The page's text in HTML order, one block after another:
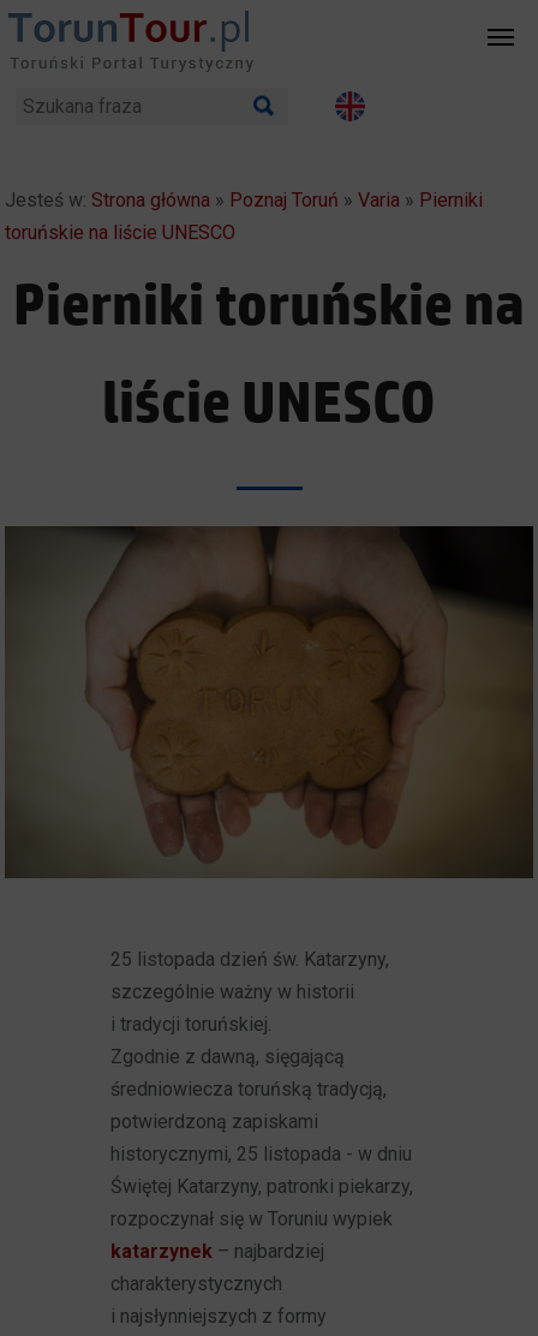
Jesteś w: Strona główna » Poznaj Toruń »Varia » Pierniki
toruńskie na liście UNESCO
Pierniki toruńskie na
liście UNESCO
25 listopada dzień św. Katarzyny,
szczególnie ważny w historii
i tradycji toruńskiej.
Zgodnie z dawną, sięgającą
średniowiecza toruńską tradycją,
potwierdzoną zapiskami
historycznymi, 25 listopada - w dniu
Świętej Katarzyny, patronki piekarzy,
rozpoczynał się w Toruniu wypiek
katarzynek – najbardziej
charakterystycznych
i najsłynniejszych z formy